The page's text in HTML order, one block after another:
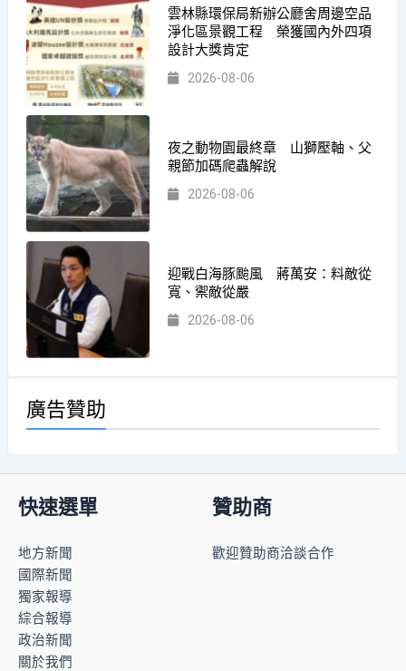
雲林縣環保局新辦公廳舍周邊空品
淨化區景觀工程 榮獲國內外四項
設計大獎肯定
2026-08-06
夜之動物園最終章 山獅壓軸、父
親節加碼爬蟲解說
2026-08-06
迎戰白海豚颱風 蔣萬安：料敵從
寬、禦敵從嚴
2026-08-06
廣告贊助
快速選單
地方新聞
國際新聞
獨家報導
綜合報導
政治新聞
關於我們
贊助商
歡迎贊助商洽談合作